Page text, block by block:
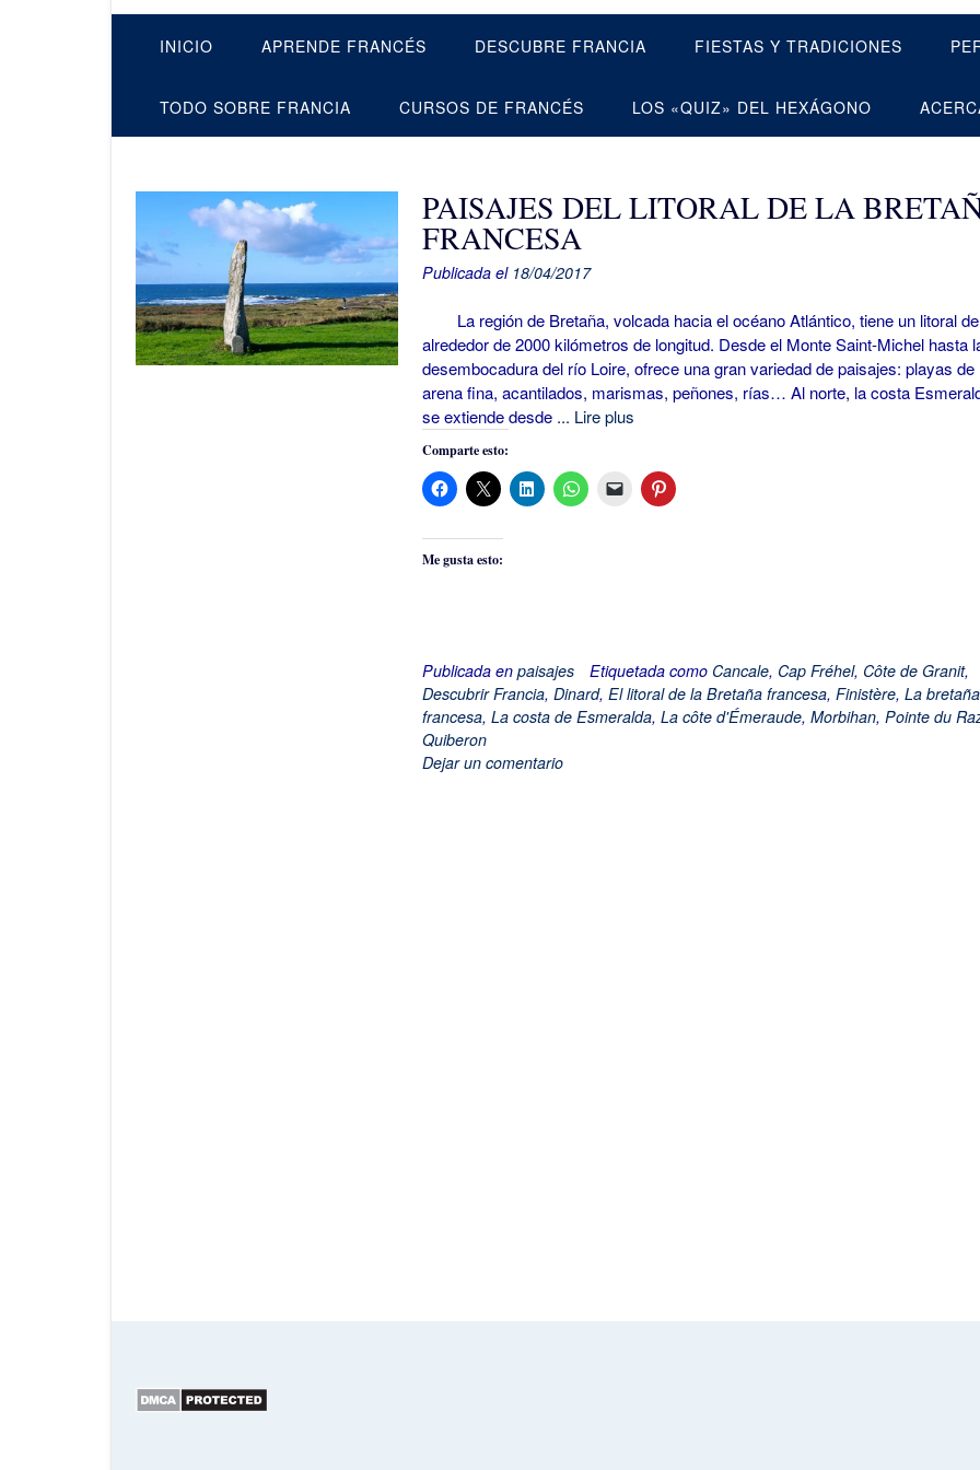
INICIO APRENDE FRANCÉS DESCUBRE FRANCIA FIESTAS Y TRADICIONES
TODO SOBRE FRANCIA CURSOS DE FRANCÉS LOS «QUIZ» DEL HEXÁGONO
PAISAJES DEL LITORAL DE LA
FRANCESA
Publicada el 18/04/2017
La región de Bretaña, volcada hacia el océano Atlántico, tiene un litoral de
alrededor de 2000 kilómetros de longitud. Desde el Monte Saint-Michel hasta
desembocadura del río Loire, ofrece una gran variedad de paisajes: playas de
arena fina, acantilados, marismas, peñones, rías… Al norte, la costa
se extiende desde ... Lire plus
Comparte esto:
Me gusta esto:
Publicada en paisajes Etiquetada como Cancale, Cap Fréhel, Côte de Granit,
Descubrir Francia, Dinard, El litoral de la Bretaña francesa, Finistère, La bretaña
francesa, La costa de Esmeralda, La côte d'Émeraude, Morbihan, Pointe du
Quiberon
Dejar un comentario